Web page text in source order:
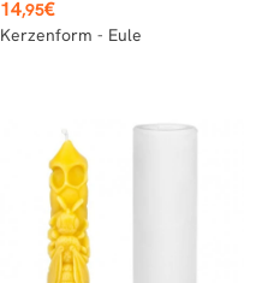
14,95€
Kerzenform - Eule